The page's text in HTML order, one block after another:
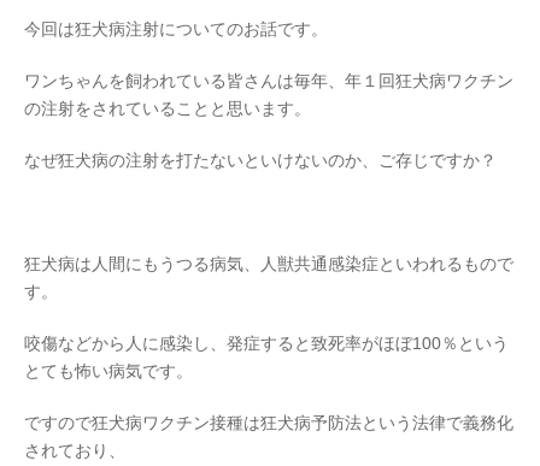
今回は狂犬病注射についてのお話です。
ワンちゃんを飼われている皆さんは毎年、年１回狂犬病ワクチン
の注射をされていることと思います。
なぜ狂犬病の注射を打たないといけないのか、ご存じですか？
狂犬病は人間にもうつる病気、人獣共通感染症といわれるもので
す。
咬傷などから人に感染し、発症すると致死率がほぼ100％という
とても怖い病気です。
ですので狂犬病ワクチン接種は狂犬病予防法という法律で義務化
されており、